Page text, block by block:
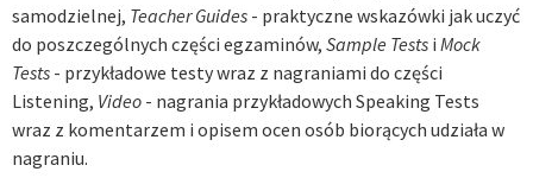
samodzielnej, Teacher Guides - praktyczne wskazówki jak uczyć
do poszczególnych części egzaminów, Sample Tests i Mock
Tests - przykładowe testy wraz z nagraniami do części
Listening, Video - nagrania przykładowych Speaking Tests
wraz z komentarzem i opisem ocen osób biorących udziała w
nagraniu.